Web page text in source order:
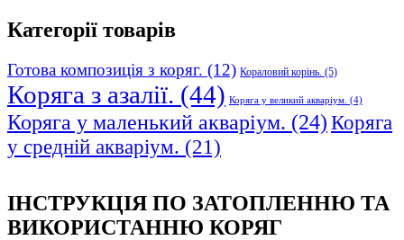
₴465.00.
Категорії товарів
Готова композиція з коряг. (12) Кораловий корінь. (5)
Коряга з азалії. (44) Коряга у великий акваріум. (4)
Коряга у маленький акваріум. (24)Коряга
у средній акваріум. (21)
ІНСТРУКЦІЯ ПО ЗАТОПЛЕННЮ ТА
ВИКОРИСТАННЮ КОРЯГ